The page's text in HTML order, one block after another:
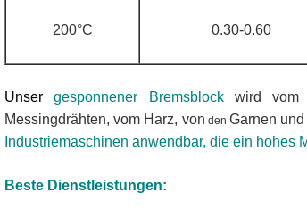
200°C 0.30-0.60
Unser gesponnener Bremsblockwird vom
Messingdrähten, vom Harz, von denGarnen
Industriemaschinen anwendbar, die ein hohes
Beste Dienstleistungen: